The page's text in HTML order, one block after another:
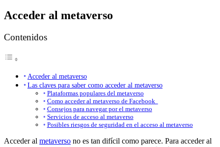
Acceder al metaverso
Contenidos
Acceder al metaverso
Las claves para saber como acceder al metaverso
Plataformas populares del metaverso
Como acceder al metaverso de Facebook
Consejos para navegar por el metaverso
Servicios de acceso al metaverso
Posibles riesgos de seguridad en el acceso al metaverso
Acceder al metaverso no es tan difícil como parece. Para acceder al